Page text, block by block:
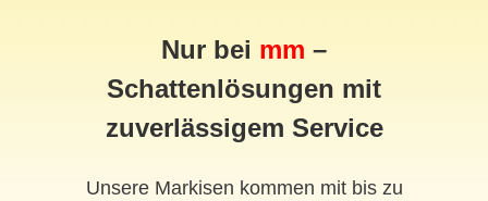
Nur bei mm –
Schattenlösungen mit
zuverlässigem Service
Unsere Markisen kommen mit bis zu